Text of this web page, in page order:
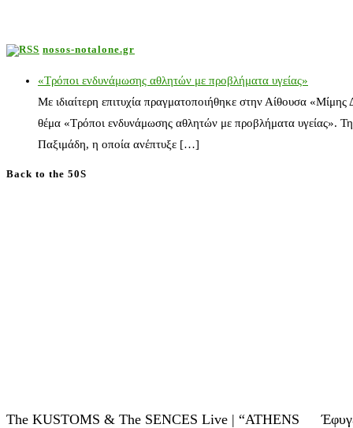
nosos-notalone.gr
«Τρόποι ενδυνάμωσης αθλητών με προβλήματα υγείας»
Με ιδιαίτερη επιτυχία πραγματοποιήθηκε στην Αίθουσα
θέμα «Τρόποι ενδυνάμωσης αθλητών με προβλήματα υγείας».
Παξιμάδη, η οποία ανέπτυξε […]
Back to the 50S
The KUSTOMS & The SENCES Live | “ATHENS